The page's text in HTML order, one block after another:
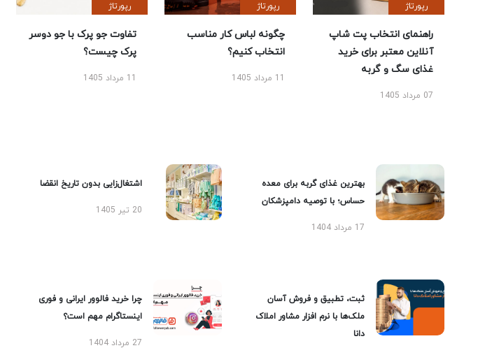
رپورتاژ
راهنمای انتخاب پت شاپ
آنلاین معتبر برای خرید
غذای سگ و گربه
07 مرداد 1405
رپورتاژ
چگونه لباس کار مناسب
انتخاب کنیم؟
11 مرداد 1405
رپورتاژ
تفاوت جو پرک با جو دوسر
پرک چیست؟
11 مرداد 1405
بهترین غذای گربه برای معده
حساس؛ با توصیه دامپزشکان
17 مرداد 1404
اشتغال‌زایی بدون تاریخ انقضا
20 تیر 1405
ثبت، تطبیق و فروش آسان
ملک‌ها با نرم افزار مشاور املاک
دانا
چرا خرید فالوور ایرانی و فوری
اینستاگرام مهم است؟
27 مرداد 1404